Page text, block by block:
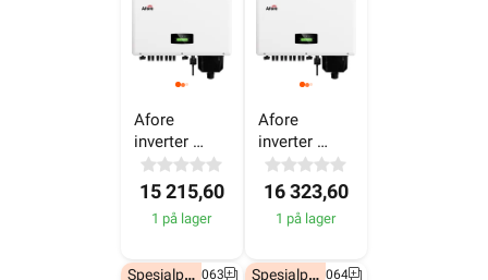
Afore
inverter
15 215,60
1 på lager
Afore
inverter
16 323,60
1 på lager
Spesialpris!
7050063 Spesialpris!
7050064